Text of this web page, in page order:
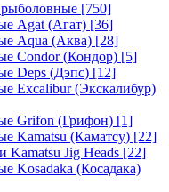
[750]
Agat (Агат) [36]
Aqua (Аква) [28]
Condor (Кондор) [5]
Deps (Дэпс) [12]
Excalibur (Экскалибур)
Grifon (Грифон) [1]
Kamatsu (Каматсу) [22]
Kamatsu Jig Heads [22]
Kosadaka (Косадака)